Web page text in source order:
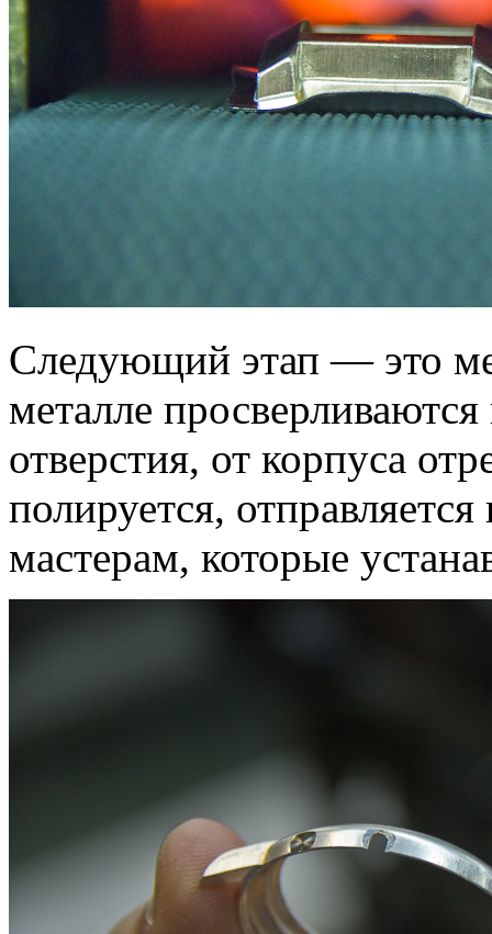
Следующий этап — это
металле
отверстия, от корпуса
полируется,
мастерам, которые